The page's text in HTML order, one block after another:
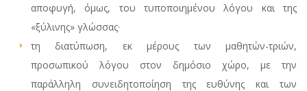
αποφυγή, όμως, του τυποποιημένου λόγου και της
«ξύλινης» γλώσσας·
τη διατύπωση, εκ μέρους των μαθητών-τριών,
προσωπικού λόγου στον δημόσιο χώρο, με την
παράλληλη συνειδητοποίηση της ευθύνης και των